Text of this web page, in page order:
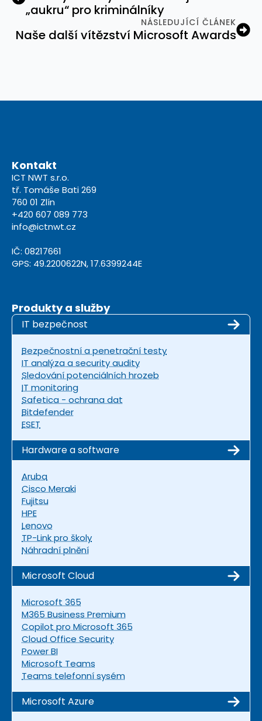
„aukru“ pro kriminálníky
NÁSLEDUJÍCÍ ČLÁNEK
Naše další vítězství Microsoft Awards
Kontakt
ICT NWT s.r.o.
tř. Tomáše Bati 269
760 01 Zlín
+420 607 089 773
info@ictnwt.cz
IČ: 08217661
GPS: 49.2200622N, 17.6399244E
Produkty a služby
IT bezpečnost
Bezpečnostní a penetrační testy
IT analýza a security audity
Sledování potenciálních hrozeb
IT monitoring
Safetica - ochrana dat
Bitdefender
ESET
Hardware a software
Aruba
Cisco Meraki
Fujitsu
HPE
Lenovo
TP-Link pro školy
Náhradní plnění
Microsoft Cloud
Microsoft 365
M365 Business Premium
Copilot pro Microsoft 365
Cloud Office Security
Power BI
Microsoft Teams
Teams telefonní sysém
Microsoft Azure